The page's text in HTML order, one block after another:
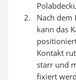
Nach dem
kann das
Kontakt
starr und
fixiert